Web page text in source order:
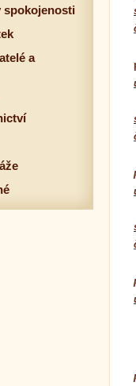
spokojenosti
a